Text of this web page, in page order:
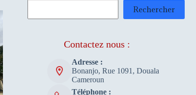
Rechercher
Contactez nous :
Adresse :
Bonanjo, Rue 1091, Douala
Cameroun
Téléphone :